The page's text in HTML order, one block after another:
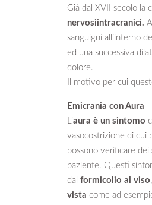
Già dal XVII secolo la
nervosiintracranici.
sanguigni all’interno
ed una successiva
dolore.
Il motivo per cui
Emicrania con Aura
L’aura è un sintomo
vasocostrizione di cui
possono verificare dei
paziente. Questi
dal formicolio al viso
vista come ad